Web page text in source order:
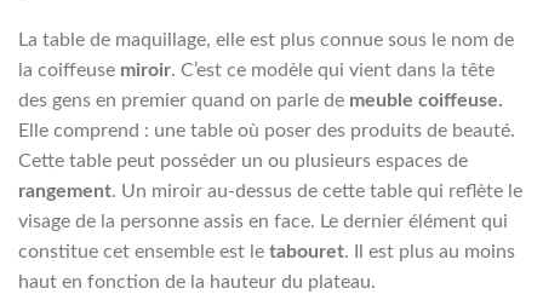
La table de maquillage, elle est plus connue sous le nom de
la coiffeuse miroir. C’est ce modèle qui vient dans la tête
des gens en premier quand on parle de meuble coiffeuse.
Elle comprend : une table où poser des produits de beauté.
Cette table peut posséder un ou plusieurs espaces de
rangement. Un miroir au-dessus de cette table qui reflète le
visage de la personne assis en face. Le dernier élément qui
constitue cet ensemble est le tabouret. Il est plus au moins
haut en fonction de la hauteur du plateau.